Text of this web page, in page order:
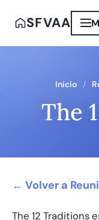
SFVAA
Inicio
The
← Volver a
The 12 Traditions